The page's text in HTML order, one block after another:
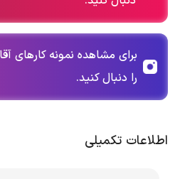
برای مشاهده نمونه کارهای
را دنبال کنید.
اطلاعات تکمیلی